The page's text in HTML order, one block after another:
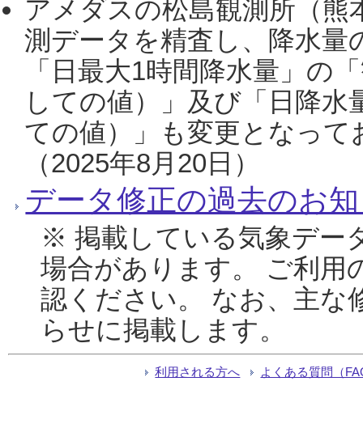
アメダスの松島観測所（熊
測データを精査し、降水
「日最大1時間降水量」の
しての値）」及び「日降
ての値）」も変更となっ
（2025年8月20日）
データ修正の過去のお
※ 掲載している気象デー
場合があります。 ご利用
認ください。 なお、主な
らせに掲載します。
利用される方へ よくある質問（